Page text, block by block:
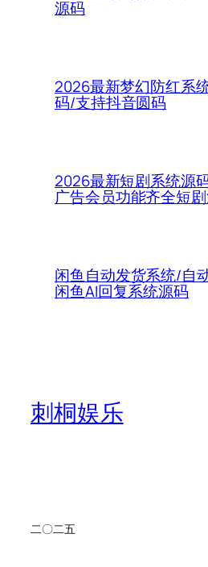
源码
2026最新梦幻防红系
码/支持抖音圆码
2026最新短剧系统源
广告会员功能齐全短
闲鱼自动发货系统/自
闲鱼AI回复系统源码
刺桐娱乐
二〇二五